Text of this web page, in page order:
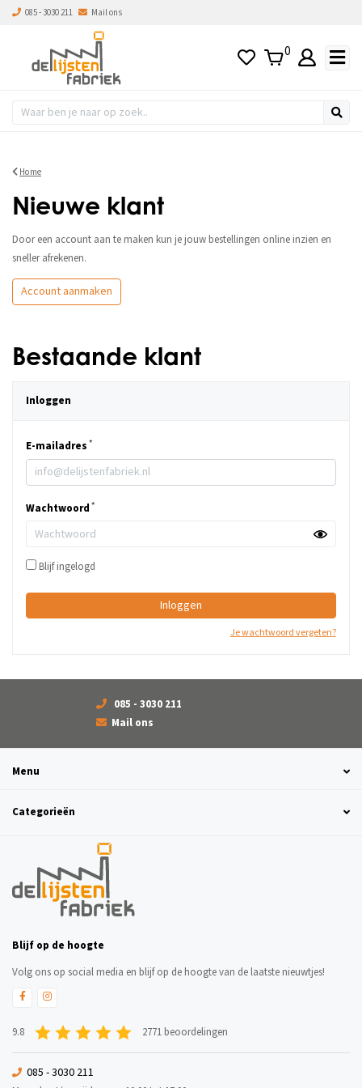
085 - 3030 211 Mail ons
0
Home
Nieuwe klant
Door een account aan te maken kun je jouw bestellingen online inzien en
sneller afrekenen.
Account aanmaken
Bestaande klant
Inloggen
E-mailadres
Wachtwoord
Blijf ingelogd
Inloggen
Je wachtwoord vergeten?
085 - 3030 211
Mail ons
Menu
Categorieën
Blijf op de hoogte
Volg ons op social media en blijf op de hoogte van de laatste nieuwtjes!
9.8 2771 beoordelingen
085 - 3030 211